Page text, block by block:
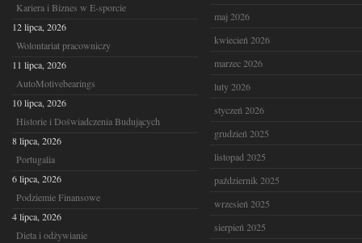
Kariera i Biznes w E-sporcie
12 lipca, 2026
Wolontariat pracowniczy
11 lipca, 2026
AutoMotivebearings
10 lipca, 2026
Historie i Doświadczenia Budujących
8 lipca, 2026
Portugalia
6 lipca, 2026
Podziemie Finansowe
4 lipca, 2026
Dieta i odżywianie
maj 2026
kwiecień 2026
marzec 2026
luty 2026
styczeń 2026
grudzień 2025
listopad 2025
październik 2025
wrzesień 2025
sierpień 2025